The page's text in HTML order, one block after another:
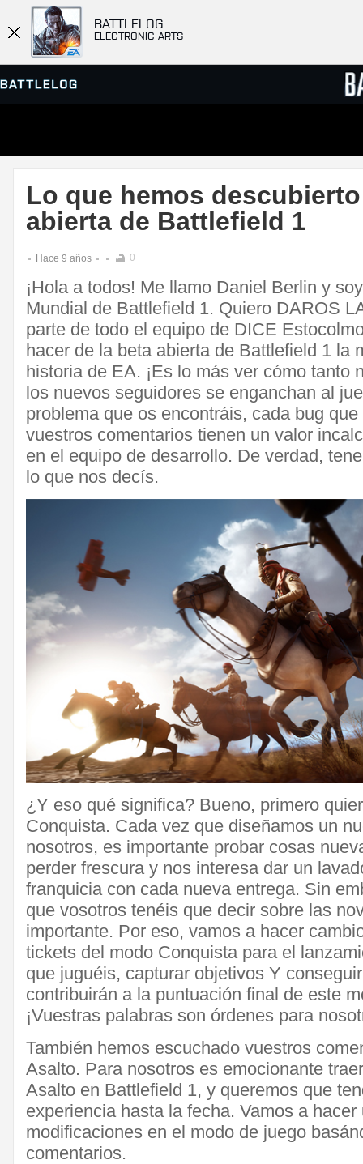
BATTLELOG
ELECTRONIC ARTS
PARTIDAS
Lo que hemos
abierta de Battlefield 1
Hace 9 años 0
¡Hola a todos! Me llamo Daniel Berlin y
Mundial de Battlefield 1. Quiero DAROS
parte de todo el equipo de DICE
hacer de la beta abierta de Battlefield 1 la
historia de EA. ¡Es lo más ver cómo tanto
los nuevos seguidores se enganchan al
problema que os encontráis, cada bug
vuestros comentarios tienen un valor
en el equipo de desarrollo. De verdad,
lo que nos decís.
¿Y eso qué significa? Bueno, primero
Conquista. Cada vez que diseñamos un
nosotros, es importante probar cosas
perder frescura y nos interesa dar un
franquicia con cada nueva entrega. Sin
que vosotros tenéis que decir sobre las
importante. Por eso, vamos a hacer
tickets del modo Conquista para el
que juguéis, capturar objetivos Y
contribuirán a la puntuación final de este
¡Vuestras palabras son órdenes para
También hemos escuchado vuestros
Asalto. Para nosotros es emocionante
Asalto en Battlefield 1, y queremos que
experiencia hasta la fecha. Vamos a
modificaciones en el modo de juego
comentarios.